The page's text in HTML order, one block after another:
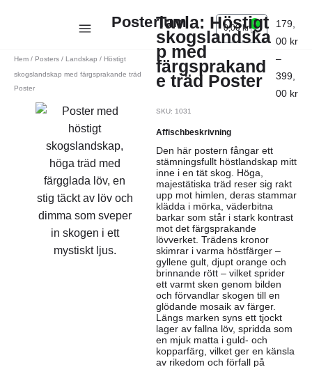
Posterium 0,00 kr 0
Hem / Posters / Landskap / Höstigt
skogslandskap med färgsprakande träd
Poster
Tavla: Höstigt
skogslandska
p med
färgsprakand
e träd Poster
179,
00 kr
–
399,
00 kr
SKU: 1031
Affischbeskrivning
Den här postern fångar ett
stämningsfullt höstlandskap mitt
inne i en tät skog. Höga,
majestätiska träd reser sig rakt
upp mot himlen, deras stammar
klädda i mörka, väderbitna
barkar som står i stark kontrast
mot det färgsprakande
lövverket. Trädens kronor
skimrar i varma höstfärger –
gyllene gult, djupt orange och
brinnande rött – vilket sprider
ett varmt sken genom bilden
och förvandlar skogen till en
glödande mosaik av färger.
Längs marken syns ett tjockt
lager av fallna löv, spridda som
en mjuk matta i guld- och
kopparfärg, vilket ger en känsla
av rikedom och förfall på